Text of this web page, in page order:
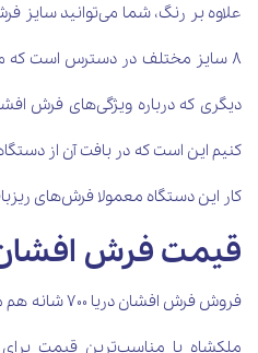
علاوه بر رنگ، شما می‌توانید سایز
8 سایز مختلف در دسترس است که
کنیم این است که در بافت آن از
کار این دستگاه معمولا فرش‌های
قیمت فرش افشان دریا
فروش فرش افشان
ملکشاه با مناسب‌ترین قیمت برای